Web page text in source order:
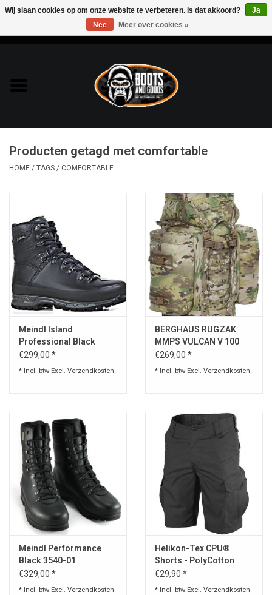
Bags & Packs
Bescherming
Messen & Multitools
Schoenen
Speelgoed
Survival
Producten getagd met comfortable
HOME / TAGS / COMFORTABLE
Meindl Island
Professional Black
€299,00 *
* Incl. btw Excl. Verzendkosten
BERGHAUS RUGZAK
MMPS VULCAN V 100
LITER
€269,00 *
* Incl. btw Excl. Verzendkosten
Meindl Performance
Black 3540-01
€329,00 *
* Incl. btw Excl. Verzendkosten
Helikon-Tex CPU®
Shorts - PolyCotton
Ripstop
€29,90 *
* Incl. btw Excl. Verzendkosten
Wij slaan cookies op om onze website te verbeteren. Is dat akkoord?
Ja
Nee
Meer over cookies »